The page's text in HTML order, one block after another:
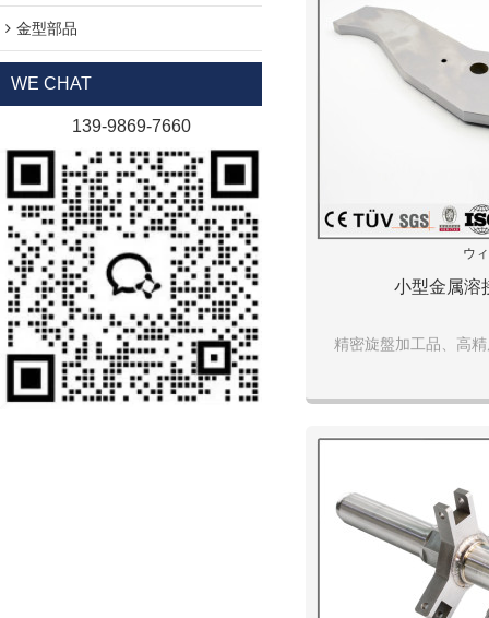
金型部品
WE CHAT
139-9869-7660
ウ
小型金属溶
精密旋盤加工品、高